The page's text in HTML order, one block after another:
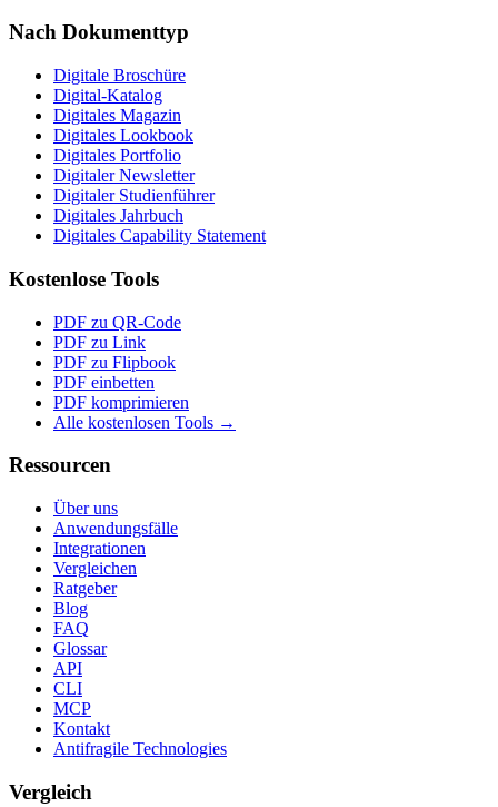
Nach Dokumenttyp
Digitale Broschüre
Digital-Katalog
Digitales Magazin
Digitales Lookbook
Digitales Portfolio
Digitaler Newsletter
Digitaler Studienführer
Digitales Jahrbuch
Digitales Capability Statement
Kostenlose Tools
PDF zu QR-Code
PDF zu Link
PDF zu Flipbook
PDF einbetten
PDF komprimieren
Alle kostenlosen Tools →
Ressourcen
Über uns
Anwendungsfälle
Integrationen
Vergleichen
Ratgeber
Blog
FAQ
Glossar
API
CLI
MCP
Kontakt
Antifragile Technologies
Vergleich